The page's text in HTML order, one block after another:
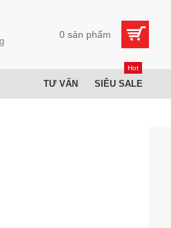
0 sản phẩm
TƯ VẤN SIÊU SALE
Hot